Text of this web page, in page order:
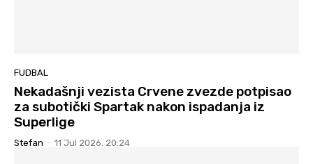
FUDBAL
Nekadašnji vezista Crvene zvezde potpisao
za subotički Spartak nakon ispadanja iz
Superlige
Stefan - 11 Jul 2026. 20:24